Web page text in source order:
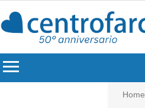
menu
Home